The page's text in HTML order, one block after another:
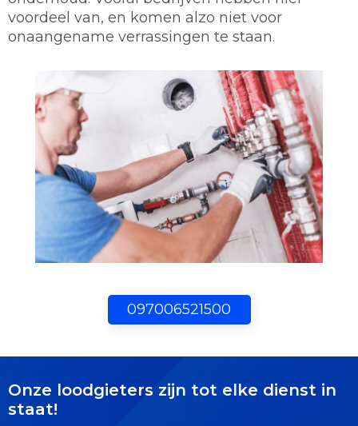
097006521500
voordeel van, en komen alzo niet voor
onaangename verrassingen te staan.
Onze loodgieters zijn tot elke dienst in
staat!